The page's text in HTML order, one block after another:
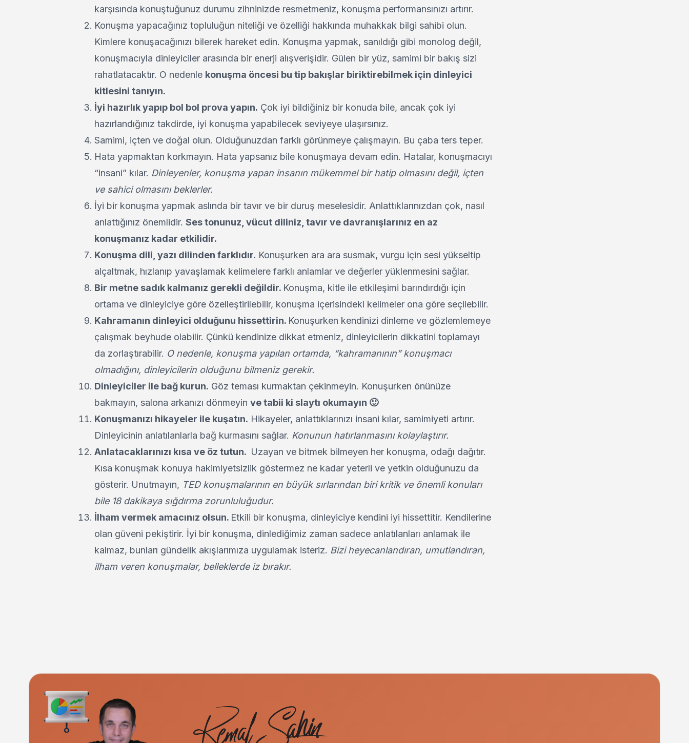
karşısında konuştuğunuz durumu zihninizde resmetmeniz, konuşma performansınızı artırır.
Konuşma yapacağınız topluluğun niteliği ve özelliği hakkında muhakkak bilgi sahibi olun.
Kimlere konuşacağınızı bilerek hareket edin. Konuşma yapmak, sanıldığı gibi monolog değil,
konuşmacıyla dinleyiciler arasında bir enerji alışverişidir. Gülen bir yüz, samimi bir bakış sizi
rahatlatacaktır. O nedenle konuşma öncesi bu tip bakışlar biriktirebilmek için dinleyici
kitlesini tanıyın.
İyi hazırlık yapıp bol bol prova yapın. Çok iyi bildiğiniz bir konuda bile, ancak çok iyi
hazırlandığınız takdirde, iyi konuşma yapabilecek seviyeye ulaşırsınız.
Samimi, içten ve doğal olun. Olduğunuzdan farklı görünmeye çalışmayın. Bu çaba ters teper.
Hata yapmaktan korkmayın. Hata yapsanız bile konuşmaya devam edin. Hatalar, konuşmacıyı
“insani” kılar. Dinleyenler, konuşma yapan insanın mükemmel bir hatip olmasını değil, içten
ve sahici olmasını beklerler.
İyi bir konuşma yapmak aslında bir tavır ve bir duruş meselesidir. Anlattıklarınızdan çok, nasıl
anlattığınız önemlidir. Ses tonunuz, vücut diliniz, tavır ve davranışlarınız en az
konuşmanız kadar etkilidir.
Konuşma dili, yazı dilinden farklıdır. Konuşurken ara ara susmak, vurgu için sesi yükseltip
alçaltmak, hızlanıp yavaşlamak kelimelere farklı anlamlar ve değerler yüklenmesini sağlar.
Bir metne sadık kalmanız gerekli değildir. Konuşma, kitle ile etkileşimi barındırdığı için
ortama ve dinleyiciye göre özelleştirilebilir, konuşma içerisindeki kelimeler ona göre seçilebilir.
Kahramanın dinleyici olduğunu hissettirin. Konuşurken kendinizi dinleme ve gözlemlemeye
çalışmak beyhude olabilir. Çünkü kendinize dikkat etmeniz, dinleyicilerin dikkatini toplamayı
da zorlaştırabilir. O nedenle, konuşma yapılan ortamda, “kahramanının” konuşmacı
olmadığını, dinleyicilerin olduğunu bilmeniz gerekir.
Dinleyiciler ile bağ kurun. Göz teması kurmaktan çekinmeyin. Konuşurken önünüze
bakmayın, salona arkanızı dönmeyin ve tabii ki slaytı okumayın 🙂
Konuşmanızı hikayeler ile kuşatın. Hikayeler, anlattıklarınızı insani kılar, samimiyeti artırır.
Dinleyicinin anlatılanlarla bağ kurmasını sağlar. Konunun hatırlanmasını kolaylaştırır.
Anlatacaklarınızı kısa ve öz tutun. Uzayan ve bitmek bilmeyen her konuşma, odağı dağıtır.
Kısa konuşmak konuya hakimiyetsizlik göstermez ne kadar yeterli ve yetkin olduğunuzu da
gösterir. Unutmayın, TED konuşmalarının en büyük sırlarından biri kritik ve önemli konuları
bile 18 dakikaya sığdırma zorunluluğudur.
İlham vermek amacınız olsun. Etkili bir konuşma, dinleyiciye kendini iyi hissettitir. Kendilerine
olan güveni pekiştirir. İyi bir konuşma, dinlediğimiz zaman sadece anlatılanları anlamak ile
kalmaz, bunları gündelik akışlarımıza uygulamak isteriz. Bizi heyecanlandıran, umutlandıran,
ilham veren konuşmalar, belleklerde iz bırakır.